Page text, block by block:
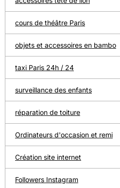
cours de théâtre Paris
objets et accessoires en bambo
taxi Paris 24h / 24
surveillance des enfants
réparation de toiture
Ordinateurs d'occasion et remi
Création site internet
Followers Instagram